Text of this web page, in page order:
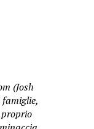
(Josh